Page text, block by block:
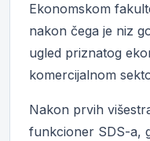
Ekonomskom
nakon čega je niz
ugled priznatog
komercijalnom
Nakon prvih
funkcioner SDS-a,